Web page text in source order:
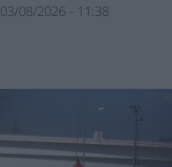
03/08/2026 - 11:38